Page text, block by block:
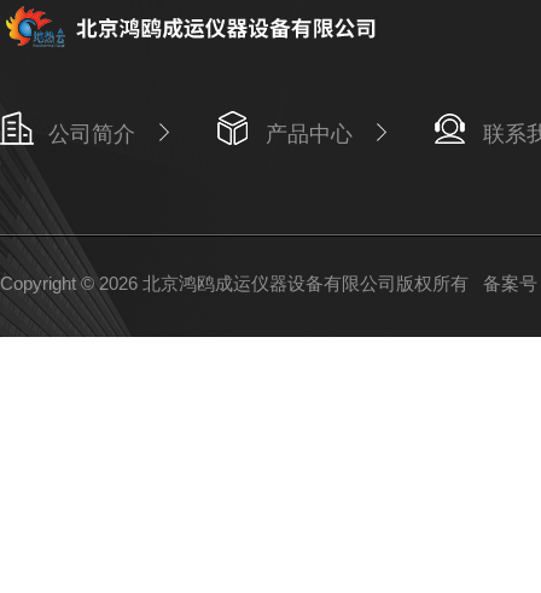
公司简介 产品中心 联系
Copyright © 2026 北京鸿鸥成运仪器设备有限公司版权所有 备案号